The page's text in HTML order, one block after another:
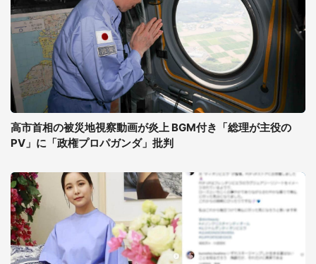
高市首相の被災地視察動画が炎上 BGM付き「総理が主役の
PV」に「政権プロパガンダ」批判